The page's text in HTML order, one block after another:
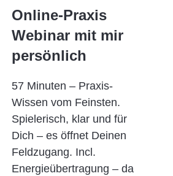
Online-Praxis
Webinar mit mir
persönlich
57 Minuten – Praxis-
Wissen vom Feinsten.
Spielerisch, klar und für
Dich – es öffnet Deinen
Feldzugang. Incl.
Energieübertragung – da